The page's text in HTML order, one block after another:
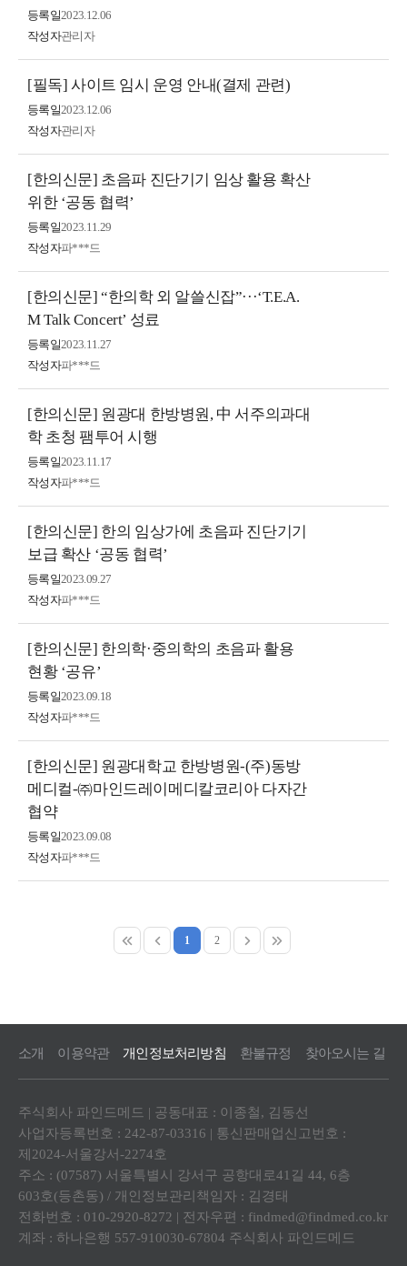
등록일2023.12.06
작성자관리자
[필독] 사이트 임시 운영 안내(결제 관련)
등록일2023.12.06
작성자관리자
[한의신문] 초음파 진단기기 임상 활용 확산
위한 ‘공동 협력’
등록일2023.11.29
작성자파***드
[한의신문] “한의학 외 알쓸신잡”···‘T.E.A.
M Talk Concert’ 성료
등록일2023.11.27
작성자파***드
[한의신문] 원광대 한방병원, 中 서주의과대
학 초청 팸투어 시행
등록일2023.11.17
작성자파***드
[한의신문] 한의 임상가에 초음파 진단기기
보급 확산 ‘공동 협력’
등록일2023.09.27
작성자파***드
[한의신문] 한의학·중의학의 초음파 활용
현황 ‘공유’
등록일2023.09.18
작성자파***드
[한의신문] 원광대학교 한방병원-(주)동방
메디컬-㈜마인드레이메디칼코리아 다자간
협약
등록일2023.09.08
작성자파***드
1 2
소개 이용약관 개인정보처리방침 환불규정 찾아오시는 길
주식회사 파인드메드 | 공동대표 : 이종철, 김동선
사업자등록번호 : 242-87-03316 | 통신판매업신고번호 :
제2024-서울강서-2274호
주소 : (07587) 서울특별시 강서구 공항대로41길 44, 6층
603호(등촌동) / 개인정보관리책임자 : 김경태
전화번호 : 010-2920-8272 | 전자우편 : findmed@findmed.co.kr
계좌 : 하나은행 557-910030-67804 주식회사 파인드메드